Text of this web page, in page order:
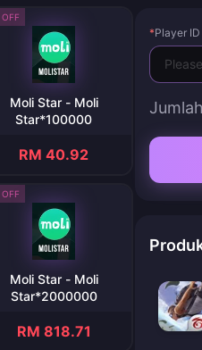
Moli Star - Moli
Star*100000
RM 40.92
Moli Star - Moli
Star*2000000
RM 818.71
*Player ID
Jumlah